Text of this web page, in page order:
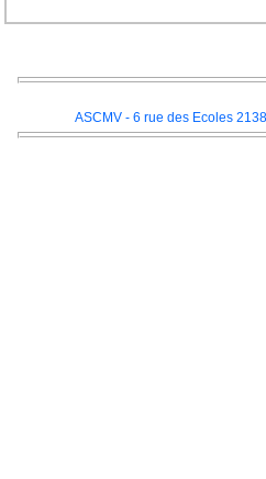
ASCMV - 6 rue des Ecoles